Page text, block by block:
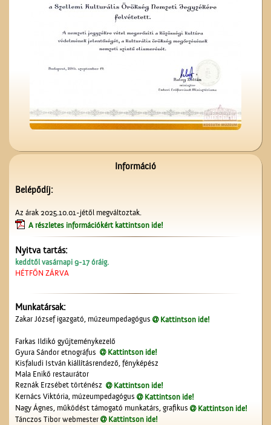
Cegléd a magasból
templom tornya
Információ
Belépődíj:
Az árak 2025.10.01-jétől megváltoztak.
A részletes információkért kattintson ide!
Nyitva tartás:
keddtől vasárnapi 9-17 óráig.
HÉTFŐN ZÁRVA
Munkatársak:
Zakar József igazgató, múzeumpedagógus Kattintson ide!
Farkas Ildikó gyűjteménykezelő
Gyura Sándor etnográfus
Kattintson ide!
Kisfaludi István kiállításrendező, fényképész
Mala Enikő restaurátor
Reznák Erzsébet történész
Kattintson ide!
Kernács Viktória, múzeumpedagógus
Kattintson ide!
Nagy Ágnes, működést támogató munkatárs, grafikus
Kattintson ide!
Tánczos Tibor webmester
Kattintson ide!